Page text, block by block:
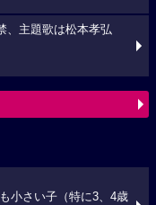
、主題歌は松本孝弘
小さい子（特に3、4歳